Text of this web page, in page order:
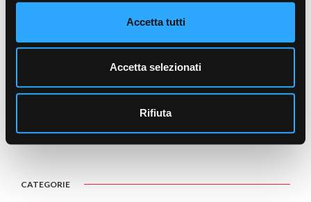
Accetta tutti
Accetta selezionati
Rifiuta
CATEGORIE